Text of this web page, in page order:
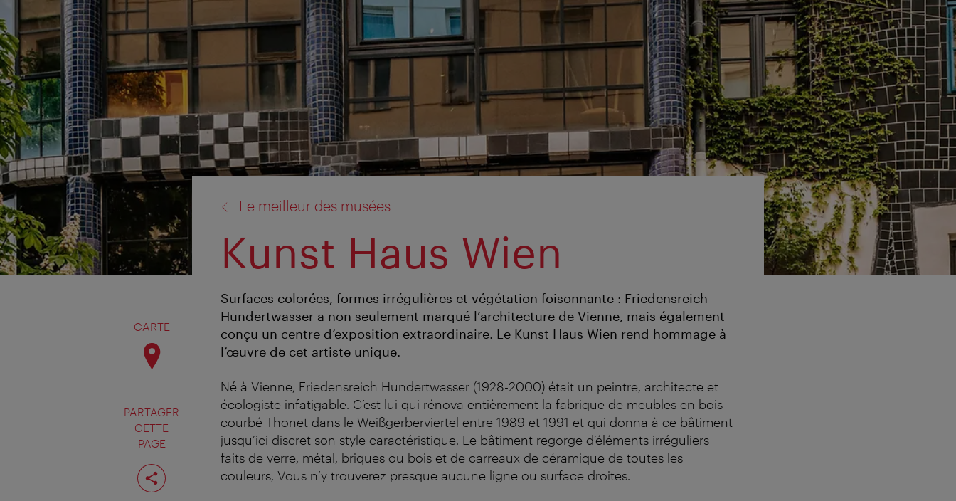
CARTE
PARTAGER
CETTE
PAGE
Partager
cette
page
Le meilleur des musées
Kunst Haus Wien
Surfaces colorées, formes irrégulières et végétation foisonnante : Friedensreich
Hundertwasser a non seulement marqué l’architecture de Vienne, mais également
conçu un centre d’exposition extraordinaire. Le Kunst Haus Wien rend hommage à
l’œuvre de cet artiste unique.
Né à Vienne, Friedensreich Hundertwasser (1928-2000) était un peintre, architecte et
écologiste infatigable. C’est lui qui rénova entièrement la fabrique de meubles en bois
courbé Thonet dans le Weißgerberviertel entre 1989 et 1991 et qui donna à ce bâtiment
jusqu’ici discret son style caractéristique. Le bâtiment regorge d’éléments irréguliers
faits de verre, métal, briques ou bois et de carreaux de céramique de toutes les
couleurs, Vous n’y trouverez presque aucune ligne ou surface droites.